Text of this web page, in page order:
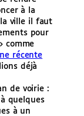
à la
ville il faut
pour
comme
récente
déjà
de voirie :
quelques
à un